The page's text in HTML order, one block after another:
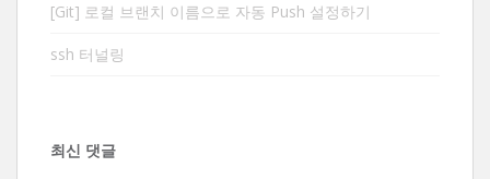
[Git] 로컬 브랜치 이름으로 자동 Push 설정하기
ssh 터널링
최신 댓글